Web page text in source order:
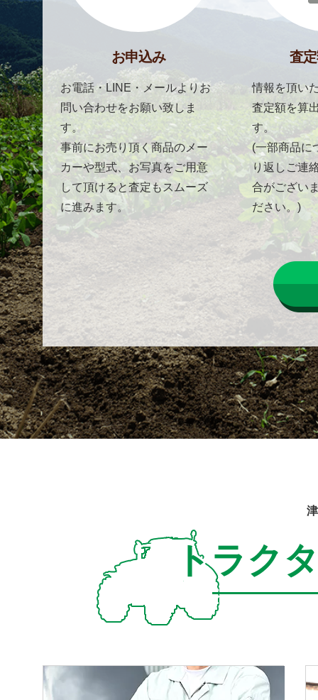
お申込み
お電話・LINE・メールよりお
問い合わせをお願い致しま
す。
事前にお売り頂く商品のメー
カーや型式、お写真をご用意
して頂けると査定もスムーズ
に進みます。
査
情報を頂い
査定額を算
す。
(一部商品に
り返しご連
合がござい
ださい。)
トラク